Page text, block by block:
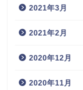
2021年3月
2021年2月
2020年12月
2020年11月